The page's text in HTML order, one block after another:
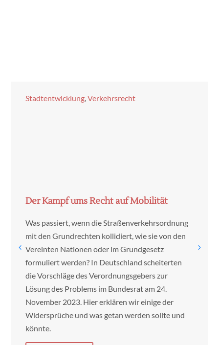
Stadtentwicklung,Verkehrsrecht
Der Kampf ums Recht auf Mobilität
Was passiert, wenn die Straßenverkehrsordnung
mit den Grundrechten kollidiert, wie sie von den
Vereinten Nationen oder im Grundgesetz
formuliert werden? In Deutschland scheiterten
die Vorschläge des Verordnungsgebers zur
Lösung des Problems im Bundesrat am 24.
November 2023. Hier erklären wir einige der
Widersprüche und was getan werden sollte und
könnte.